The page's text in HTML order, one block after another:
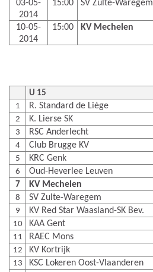
03-05-
2014
15:00 SV Zulte-Waregem
10-05-
2014
15:00 KV Mechelen
U 15
1
R. Standard de Liège
2 K. Lierse SK
3 RSC Anderlecht
4 Club Brugge KV
5 KRC Genk
6 Oud-Heverlee Leuven
7 KV Mechelen
8 SV Zulte-Waregem
9 KV Red Star Waasland-SK Bev.
10 KAA Gent
11 RAEC Mons
12 KV Kortrijk
13 KSC Lokeren Oost-Vlaanderen